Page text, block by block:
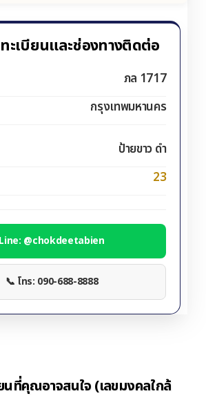
ะเบียนและช่องทางติดต่อ
ภล 1717
กรุงเทพมหานคร
ป้ายขาว ดำ
23
Line: @chokdeetabien
📞 โทร: 090-688-8888
นที่คุณอาจสนใจ (เลขมงคลใกล้